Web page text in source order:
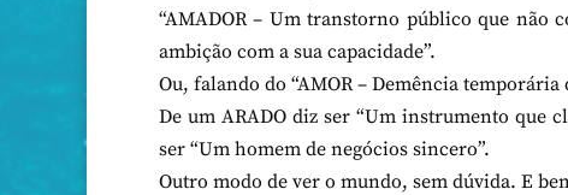
“AMADOR – Um transtorno público que não
ambição com a sua capacidade”.
Ou, falando do “AMOR – Demência
De um ARADO diz ser “Um instrumento que
ser “Um homem de negócios sincero”.
Outro modo de ver o mundo, sem dúvida. E